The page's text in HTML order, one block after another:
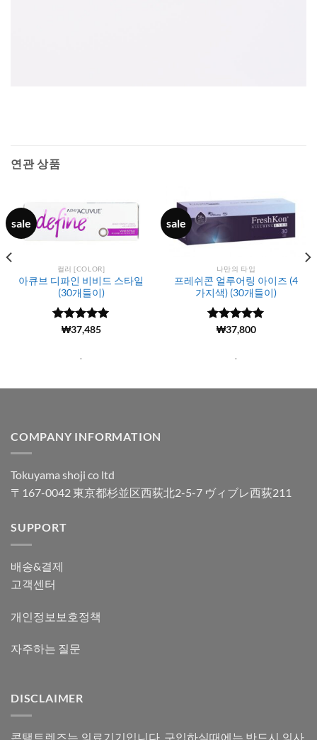
연관 상품
sale
컬러 [COLOR]
아큐브 디파인 비비드 스타일
(30개들이)
5 중에서
(7376)
₩37,485
.
sale
나만의 타입
프레쉬콘 얼루어링 아이즈 (4
가지색) (30개들이)
5 중에서
(441)
₩37,800
.
COMPANY INFORMATION
Tokuyama shoji co ltd
〒167-0042 東京都杉並区西荻北2-5-7 ヴィブレ西荻211
SUPPORT
배송&결제
고객센터
개인정보보호정책
자주하는 질문
DISCLAIMER
콘택트렌즈는 의료기기입니다. 구입하실때에는 반드시 의사